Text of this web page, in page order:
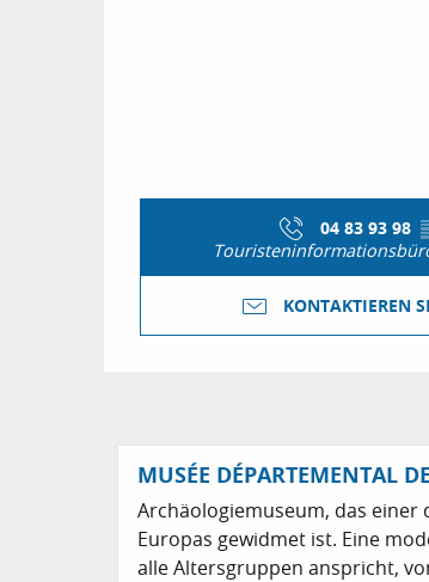
04 83 93 98
KONTAKTIEREN
MUSÉE DÉPARTEMENTAL
Archäologiemuseum, das
Europas gewidmet ist. Eine
alle Altersgruppen anspricht,